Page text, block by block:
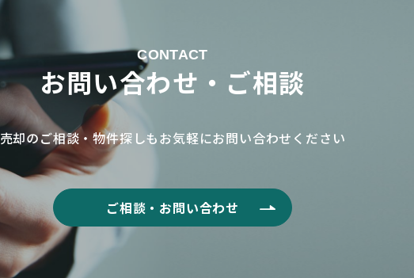
CONTACT
お問い合わせ・ご相談
売却のご相談・物件探しもお気軽にお問い合わせください
ご相談・お問い合わせ